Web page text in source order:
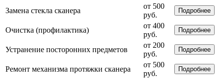
Замена стекла сканера
от 500
руб.
Подробнее
Очистка (профилактика)
от 400
руб.
Подробнее
Устранение посторонних предметов
от 200
руб.
Подробнее
Ремонт механизма протяжки сканера
от 500
руб.
Подробнее